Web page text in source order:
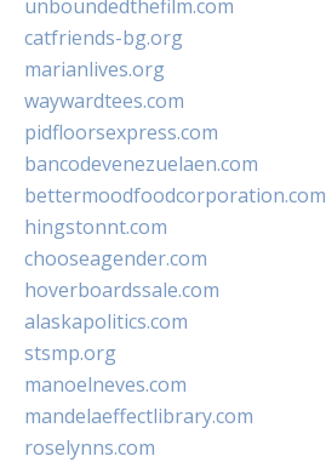
unboundedthefilm.com
catfriends-bg.org
marianlives.org
waywardtees.com
pidfloorsexpress.com
bancodevenezuelaen.com
bettermoodfoodcorporation.com
hingstonnt.com
chooseagender.com
hoverboardssale.com
alaskapolitics.com
stsmp.org
manoelneves.com
mandelaeffectlibrary.com
roselynns.com